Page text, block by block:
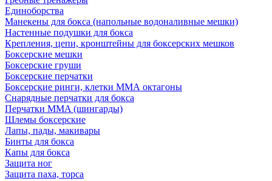
Единоборства
Манекены для бокса (напольные водоналивные мешки)
Настенные подушки для бокса
Крепления, цепи, кронштейны для боксерских мешков
Боксерские мешки
Боксерские груши
Боксерские перчатки
Боксерские ринги, клетки ММА октагоны
Снарядные перчатки для бокса
Перчатки MMA (шингарды)
Шлемы боксерские
Лапы, пады, макивары
Бинты для бокса
Капы для бокса
Защита ног
Защита паха, торса